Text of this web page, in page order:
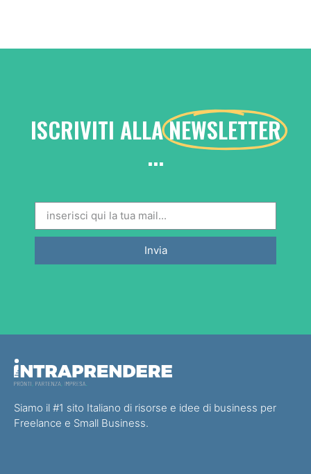
ISCRIVITI ALLANEWSLETTER
...
Invia
Siamo il #1 sito Italiano di risorse e idee di business per
Freelance e Small Business.